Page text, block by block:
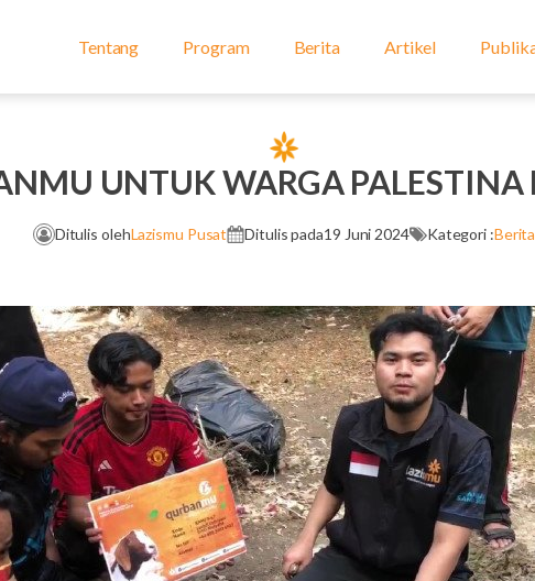
Tentang Program Berita Artikel
UNTUK WARGA PALESTINA
Ditulis olehLazismu Pusat Ditulis pada19 Juni 2024 Kategori :Berita